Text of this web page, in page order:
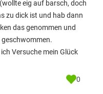
eig auf barsch, doch
zu dick ist und hab dann
das genommen und
Versuche mein Glück
0